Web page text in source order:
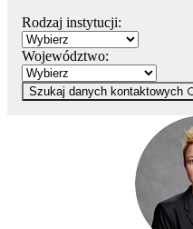
Rodzaj instytucji:
Województwo:
Szukaj danych kontaktowych